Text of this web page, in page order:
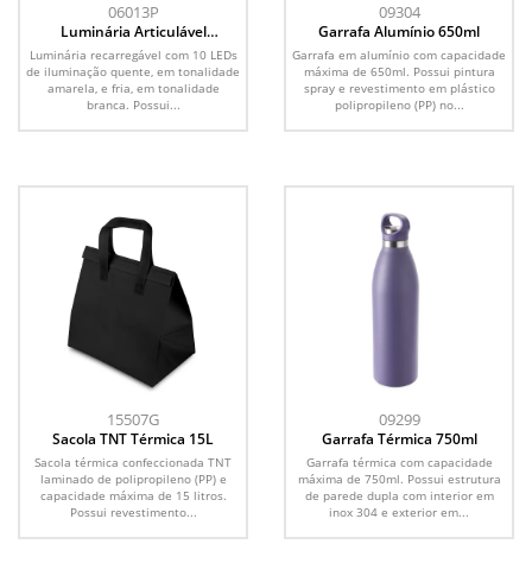
06013P
Luminária Articulável
Recarregável 10 LEDs
Luminária recarregável com 10 LEDs
de iluminação quente, em tonalidade
amarela, e fria, em tonalidade
branca. Possui...
09304
Garrafa Alumínio 650ml
Garrafa em alumínio com capacidade
máxima de 650ml. Possui pintura
spray e revestimento em plástico
polipropileno (PP) no...
15507G
Sacola TNT Térmica 15L
Sacola térmica confeccionada TNT
laminado de polipropileno (PP) e
capacidade máxima de 15 litros.
Possui revestimento...
09299
Garrafa Térmica 750ml
Garrafa térmica com capacidade
máxima de 750ml. Possui estrutura
de parede dupla com interior em
inox 304 e exterior em...